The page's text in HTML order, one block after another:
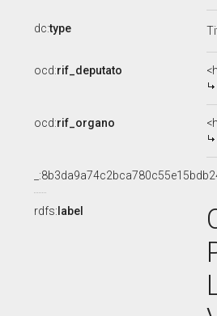
dc:type
ocd:rif_deputato
ocd:rif_organo
rdfs: label